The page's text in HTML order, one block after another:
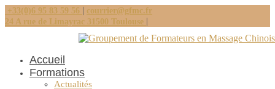
+33(0)6 95 83 59 56 | courrier@gfmc.fr
24 A rue de Limayrac 31500 Toulouse |
Accueil
Formations
Actualités